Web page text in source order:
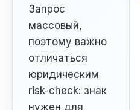
Запрос
массовый,
поэтому важно
отличаться
юридическим
risk-check: знак
нужен для